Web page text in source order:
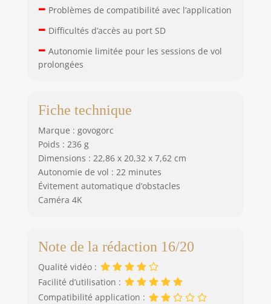
– Problèmes de compatibilité avec l’application
– Difficultés d’accès au port SD
– Autonomie limitée pour les sessions de vol
prolongées
Fiche technique
Marque : govogorc
Poids : 236 g
Dimensions : 22,86 x 20,32 x 7,62 cm
Autonomie de vol : 22 minutes
Évitement automatique d’obstacles
Caméra 4K
Note de la rédaction 16/20
Qualité vidéo :
Facilité d’utilisation :
Compatibilité application :